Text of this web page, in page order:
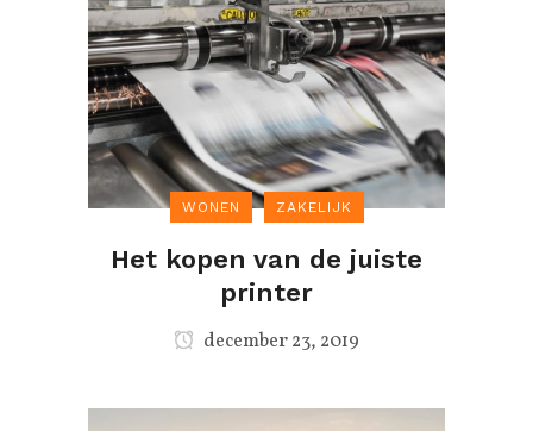
WONEN ZAKELIJK
Het kopen van de juiste
printer
december 23, 2019